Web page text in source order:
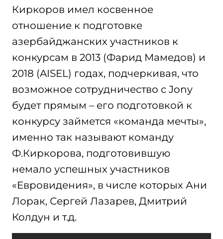
Киркоров имел косвенное
отношение к подготовке
азербайджанских участников к
конкурсам в 2013 (Фарид Мамедов) и
2018 (AISEL) годах, подчеркивая, что
возможное сотрудничество с Jony
будет прямым – его подготовкой к
конкурсу займется «команда мечты»,
именно так называют команду
Ф.Киркорова, подготовившую
немало успешных участников
«Евровидения», в числе которых Ани
Лорак, Сергей Лазарев, Дмитрий
Колдун и т.д.